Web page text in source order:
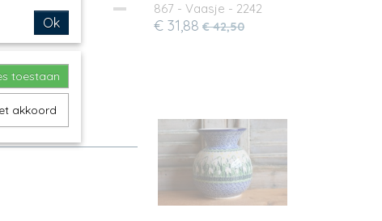
867 - Vaasje - 2242
€ 31,88 € 42,50
Ok
toestaan
akkoord